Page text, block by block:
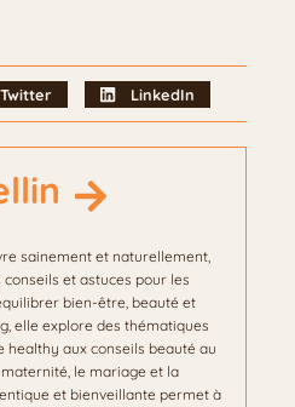
Twitter LinkedIn
sainement et naturellement,
et astuces pour les
bien-être, beauté et
elle explore des thématiques
healthy aux conseils beauté au
le mariage et la
et bienveillante permet à